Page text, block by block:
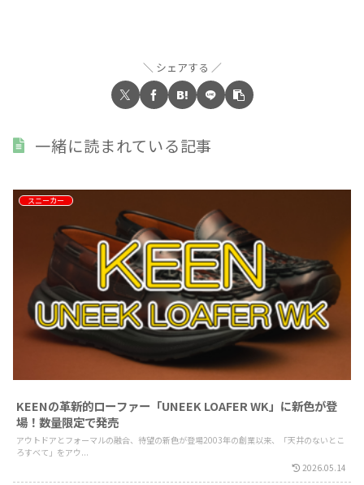
シェアする
一緒に読まれている記事
スニーカー
KEENの革新的ローファー「UNEEK LOAFER WK」に新色が登
場！数量限定で発売
アウトドアとフォーマルの融合、待望の新色が登場2003年の創業以来、「天井のないとこ
ろすべて」をアウ...
2026.05.14